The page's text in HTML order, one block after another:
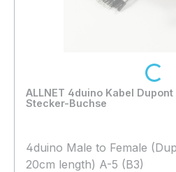
ALLNET 4duino Kabel
Stecker-Buchse
4duino Male to Female
20cm length) A-5 (B3)
Loading...